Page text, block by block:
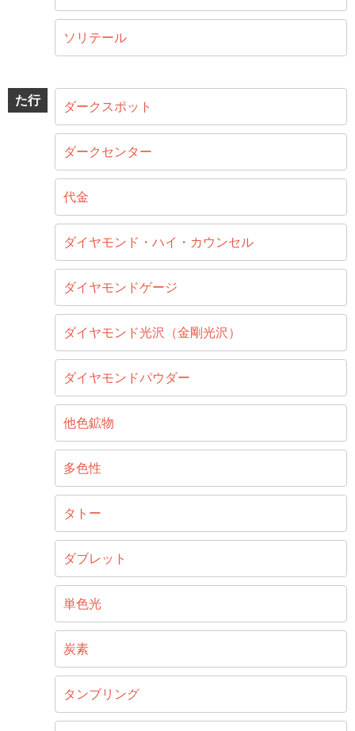
ソリテール
た行 ダークスポット
ダークセンター
代金
ダイヤモンド・ハイ・カウンセル
ダイヤモンドゲージ
ダイヤモンド光沢（金剛光沢）
ダイヤモンドパウダー
他色鉱物
多色性
タトー
ダブレット
単色光
炭素
タンブリング